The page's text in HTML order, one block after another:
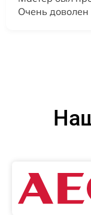
Очень доволен